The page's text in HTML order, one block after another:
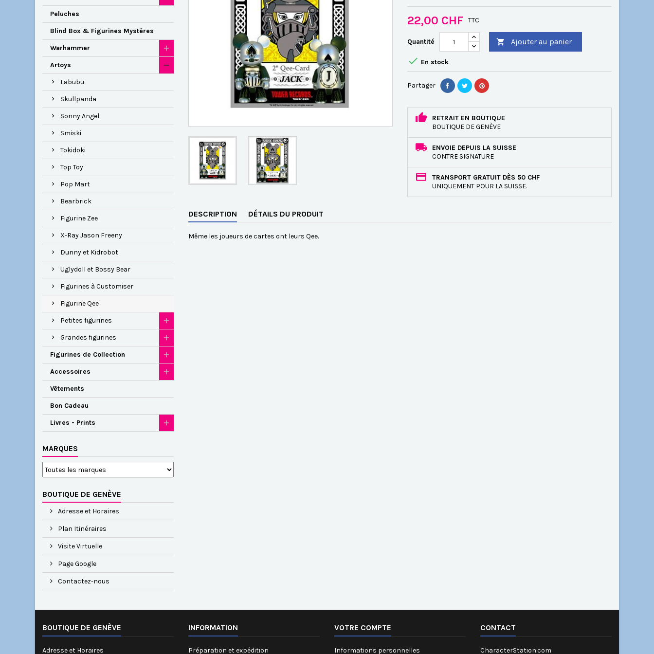
Peluches
Blind Box & Figurines Mystères
Warhammer
Artoys
Labubu
Skullpanda
Sonny Angel
Smiski
Tokidoki
Top Toy
Pop Mart
Bearbrick
Figurine Zee
X-Ray Jason Freeny
Dunny et Kidrobot
Uglydoll et Bossy Bear
Figurines à Customiser
Figurine Qee
Petites figurines
Grandes figurines
Figurines de Collection
Accessoires
Vêtements
Bon Cadeau
Livres - Prints
MARQUES
BOUTIQUE DE GENÈVE
Adresse et Horaires
Plan Itinéraires
Visite Virtuelle
Page Google
Contactez-nous
22,00 CHF TTC
Quantité  Ajouter au panier
 En stock
Partager
RETRAIT EN BOUTIQUE
BOUTIQUE DE GENÈVE
ENVOIE DEPUIS LA SUISSE
CONTRE SIGNATURE
TRANSPORT GRATUIT DÈS 50 CHF
UNIQUEMENT POUR LA SUISSE.
DESCRIPTION DÉTAILS DU PRODUIT
Même les joueurs de cartes ont leurs Qee.
BOUTIQUE DE GENÈVE
Adresse et Horaires
INFORMATION
Préparation et expédition
VOTRE COMPTE
Informations personnelles
CONTACT
CharacterStation.com